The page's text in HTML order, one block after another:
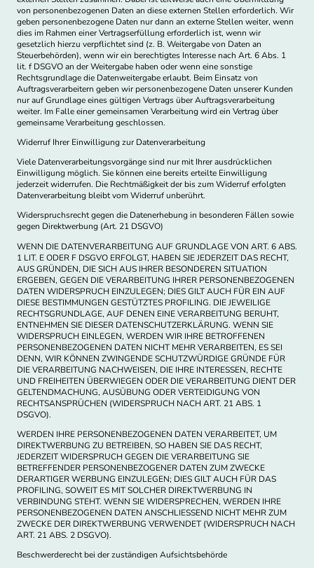
von personenbezogenen Daten an diese externen Stellen erforderlich. Wir
geben personenbezogene Daten nur dann an externe Stellen weiter, wenn
dies im Rahmen einer Vertragserfüllung erforderlich ist, wenn wir
gesetzlich hierzu verpflichtet sind (z. B. Weitergabe von Daten an
Steuerbehörden), wenn wir ein berechtigtes Interesse nach Art. 6 Abs. 1
lit. f DSGVO an der Weitergabe haben oder wenn eine sonstige
Rechtsgrundlage die Datenweitergabe erlaubt. Beim Einsatz von
Auftragsverarbeitern geben wir personenbezogene Daten unserer Kunden
nur auf Grundlage eines gültigen Vertrags über Auftragsverarbeitung
weiter. Im Falle einer gemeinsamen Verarbeitung wird ein Vertrag über
gemeinsame Verarbeitung geschlossen.
Widerruf Ihrer Einwilligung zur Datenverarbeitung
Viele Datenverarbeitungsvorgänge sind nur mit Ihrer ausdrücklichen
Einwilligung möglich. Sie können eine bereits erteilte Einwilligung
jederzeit widerrufen. Die Rechtmäßigkeit der bis zum Widerruf erfolgten
Datenverarbeitung bleibt vom Widerruf unberührt.
Widerspruchsrecht gegen die Datenerhebung in besonderen Fällen sowie
gegen Direktwerbung (Art. 21 DSGVO)
WENN DIE DATENVERARBEITUNG AUF GRUNDLAGE VON ART. 6 ABS.
1 LIT. E ODER F DSGVO ERFOLGT, HABEN SIE JEDERZEIT DAS RECHT,
AUS GRÜNDEN, DIE SICH AUS IHRER BESONDEREN SITUATION
ERGEBEN, GEGEN DIE VERARBEITUNG IHRER PERSONENBEZOGENEN
DATEN WIDERSPRUCH EINZULEGEN; DIES GILT AUCH FÜR EIN AUF
DIESE BESTIMMUNGEN GESTÜTZTES PROFILING. DIE JEWEILIGE
RECHTSGRUNDLAGE, AUF DENEN EINE VERARBEITUNG BERUHT,
ENTNEHMEN SIE DIESER DATENSCHUTZERKLÄRUNG. WENN SIE
WIDERSPRUCH EINLEGEN, WERDEN WIR IHRE BETROFFENEN
PERSONENBEZOGENEN DATEN NICHT MEHR VERARBEITEN, ES SEI
DENN, WIR KÖNNEN ZWINGENDE SCHUTZWÜRDIGE GRÜNDE FÜR
DIE VERARBEITUNG NACHWEISEN, DIE IHRE INTERESSEN, RECHTE
UND FREIHEITEN ÜBERWIEGEN ODER DIE VERARBEITUNG DIENT DER
GELTENDMACHUNG, AUSÜBUNG ODER VERTEIDIGUNG VON
RECHTSANSPRÜCHEN (WIDERSPRUCH NACH ART. 21 ABS. 1
DSGVO).
WERDEN IHRE PERSONENBEZOGENEN DATEN VERARBEITET, UM
DIREKTWERBUNG ZU BETREIBEN, SO HABEN SIE DAS RECHT,
JEDERZEIT WIDERSPRUCH GEGEN DIE VERARBEITUNG SIE
BETREFFENDER PERSONENBEZOGENER DATEN ZUM ZWECKE
DERARTIGER WERBUNG EINZULEGEN; DIES GILT AUCH FÜR DAS
PROFILING, SOWEIT ES MIT SOLCHER DIREKTWERBUNG IN
VERBINDUNG STEHT. WENN SIE WIDERSPRECHEN, WERDEN IHRE
PERSONENBEZOGENEN DATEN ANSCHLIESSEND NICHT MEHR ZUM
ZWECKE DER DIREKTWERBUNG VERWENDET (WIDERSPRUCH NACH
ART. 21 ABS. 2 DSGVO).
Beschwerde­recht bei der zuständigen Aufsichts­behörde